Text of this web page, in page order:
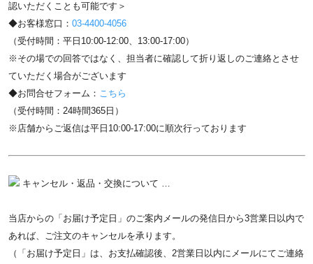
認いただくことも可能です＞
◆お客様窓口： 03-4400-4056
（受付時間：平日10:00-12:00、13:00-17:00）
※その場での回答ではなく、担当者に確認して折り返しのご連絡とさせ
ていただく場合がございます
◆お問合せフォーム： こちら
（受付時間：24時間365日）
※店舗からご返信は平日10:00-17:00に順次行っております
キャンセル・返品・交換について …
当店からの「お届け予定日」のご案内メールの発信日から3営業日以内で
あれば、ご注文のキャンセルを承ります。
（「お届け予定日」は、お支払確認後、2営業日以内にメールにてご連絡